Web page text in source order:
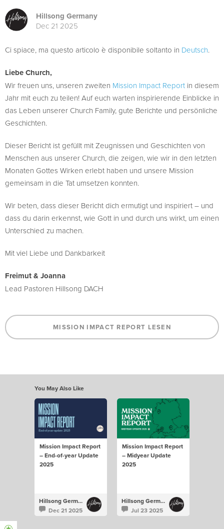
Hillsong Germany
Dec 21 2025
Ci spiace, ma questo articolo è disponibile soltanto in Deutsch.
Liebe Church,
Wir freuen uns, unseren zweiten Mission Impact Report in diesem
Jahr mit euch zu teilen! Auf euch warten inspirierende Einblicke in
das Leben unserer Church Family, gute Berichte und persönliche
Geschichten.
Dieser Bericht ist gefüllt mit Zeugnissen und Geschichten von
Menschen aus unserer Church, die zeigen, wie wir in den letzten
Monaten Gottes Wirken erlebt haben und unsere Mission
gemeinsam in die Tat umsetzen konnten.
Wir beten, dass dieser Bericht dich ermutigt und inspiriert – und
dass du darin erkennst, wie Gott in und durch uns wirkt, um einen
Unterschied zu machen.
Mit viel Liebe und Dankbarkeit
Freimut & Joanna
Lead Pastoren Hillsong DACH
MISSION IMPACT REPORT LESEN
You May Also Like
Mission Impact Report
– End-of-year Update
2025
Hillsong Germany
Dec 21 2025
Mission Impact Report
– Midyear Update
2025
Hillsong Germany
Jul 23 2025